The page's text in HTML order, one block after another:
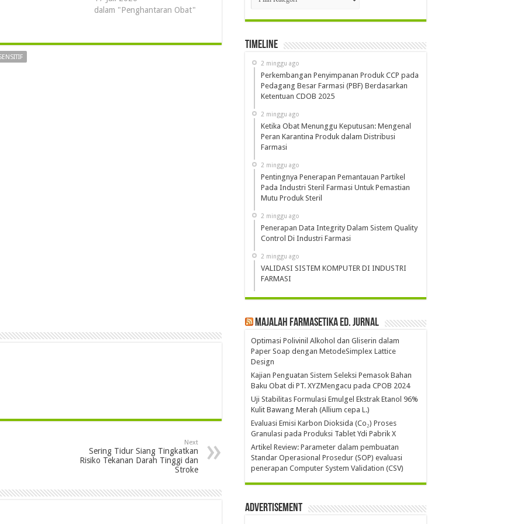
dalam "Penghantaran Obat"
Next
Sering Tidur Siang Tingkatkan
Risiko Tekanan Darah Tinggi dan
Stroke
Timeline
2 minggu ago
Perkembangan Penyimpanan Produk CCP pada
Pedagang Besar Farmasi (PBF) Berdasarkan
Ketentuan CDOB 2025
2 minggu ago
Ketika Obat Menunggu Keputusan: Mengenal
Peran Karantina Produk dalam Distribusi
Farmasi
2 minggu ago
Pentingnya Penerapan Pemantauan Partikel
Pada Industri Steril Farmasi Untuk Pemastian
Mutu Produk Steril
2 minggu ago
Penerapan Data Integrity Dalam Sistem Quality
Control Di Industri Farmasi
2 minggu ago
VALIDASI SISTEM KOMPUTER DI INDUSTRI
FARMASI
Majalah Farmasetika Ed. Jurnal
Optimasi Polivinil Alkohol dan Gliserin dalam
Paper Soap dengan MetodeSimplex Lattice
Design
Kajian Penguatan Sistem Seleksi Pemasok Bahan
Baku Obat di PT. XYZMengacu pada CPOB 2024
Uji Stabilitas Formulasi Emulgel Ekstrak Etanol 96%
Kulit Bawang Merah (Allium cepa L.)
Evaluasi Emisi Karbon Dioksida (Co₂) Proses
Granulasi pada Produksi Tablet Ydi Pabrik X
Artikel Review: Parameter dalam pembuatan
Standar Operasional Prosedur (SOP) evaluasi
penerapan Computer System Validation (CSV)
Advertisement